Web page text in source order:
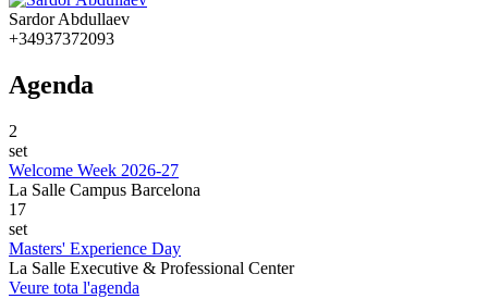
Sardor Abdullaev
+34937372093
Agenda
2
set
Welcome Week 2026-27
La Salle Campus Barcelona
17
set
Masters' Experience Day
La Salle Executive & Professional Center
Veure tota l'agenda